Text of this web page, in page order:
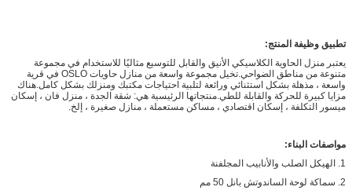
تطبيق وظيفة المنتج:
يعتبر منزل الحاوية الكلاسيكي الأنيق والقابل للتوسيع مثاليًا للاستخدام في مجموعة
متنوعة من مناطق الضواحي.تخيل مجموعة واسعة من منازل حاويات OSLO في قرية
واسعة ، مذهلة بشكل استثنائي ورائعة لتلبية احتياجات مكتبك ومنزلك بشكل كامل.هناك
مزايا كبيرة للحركة والقابلة للطي.منتجاتها الرئيسية هي: شقة الجدة ، منزل فان ، إسكان
ميسور التكلفة ، إسكان اقتصادي ، مساكن مستعملة ، منازل صغيرة ، إلخ.
مواصفات البناء:
1. الهيكل الصلب والأنابيب المجلفنة
2. سماكة لوحة الساندوتش بانل 50 مم